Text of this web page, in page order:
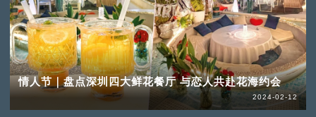
情人节｜盘点深圳四大鲜花餐厅 与恋人共赴花海约会
2024-02-12